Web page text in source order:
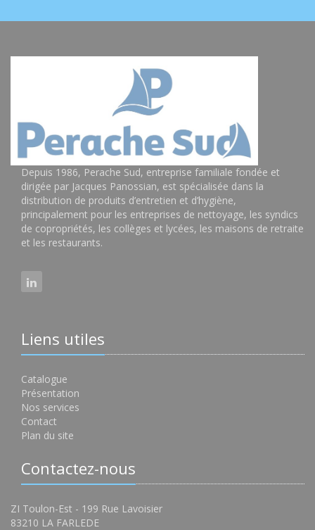
Depuis 1986, Perache Sud, entreprise familiale fondée et
dirigée par Jacques Panossian, est spécialisée dans la
distribution de produits d’entretien et d’hygiène,
principalement pour les entreprises de nettoyage, les syndics
de copropriétés, les collèges et lycées, les maisons de retraite
et les restaurants.
Liens utiles
Catalogue
Présentation
Nos services
Contact
Plan du site
Contactez-nous
ZI Toulon-Est - 199 Rue Lavoisier
83210 LA FARLEDE